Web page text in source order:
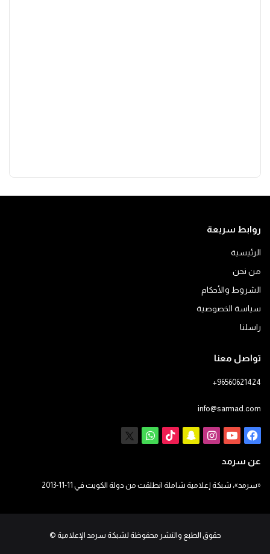
روابط سريعة
الرئيسية
من نحن
الشروط والأحكام
سياسة الخصوصية
راسلنا
تواصل معنا
+96560621424
info@sarmad.com
فيسبوكيوتيوبانستقرام
سناب ‫TikTokواتساب
عن سرمد
«سرمد»، شبكة إعلامية شاملة انطلقت من دولة الكويت في 11-11-2013
حقوق الطبع والنشر محفوظة لشبكة سرمد الإعلامية ©